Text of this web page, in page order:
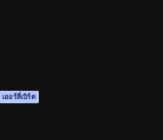
เออร์ลี่เบิร์ด